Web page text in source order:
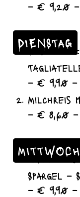
– € 9,20 –
DIENSTAG
– € 9,90 –
Milchreis
– € 8,60 –
MITTWOCH
Spargel –
– € 9,90 –